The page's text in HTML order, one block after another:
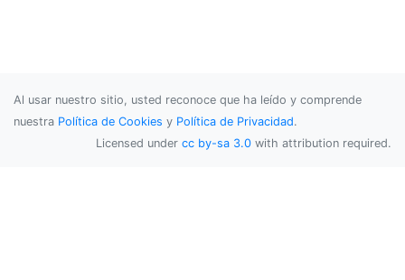
Al usar nuestro sitio, usted reconoce que ha leído y comprende
nuestra Política de Cookies y Política de Privacidad.
Licensed under cc by-sa 3.0 with attribution required.